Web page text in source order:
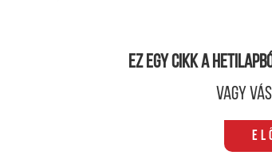
Ez egy cikk a
Vagy